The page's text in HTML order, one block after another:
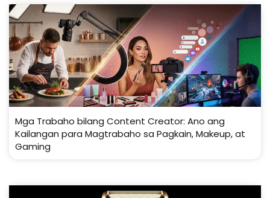
Mga Trabaho bilang Content Creator: Ano ang
Kailangan para Magtrabaho sa Pagkain, Makeup, at
Gaming